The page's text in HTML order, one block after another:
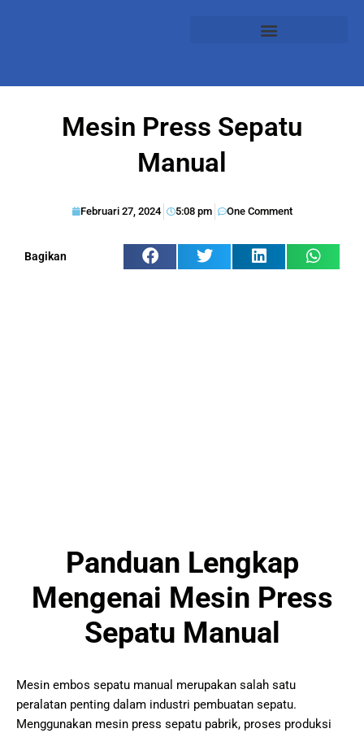
Mesin Press Sepatu
Manual
Februari 27, 2024 5:08 pm One Comment
Bagikan
Panduan Lengkap
Mengenai Mesin Press
Sepatu Manual
Mesin embos sepatu manual merupakan salah satu
peralatan penting dalam industri pembuatan sepatu.
Menggunakan mesin press sepatu pabrik, proses produksi